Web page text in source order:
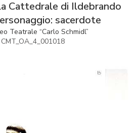
Cattedrale di Ildebrando
sacerdote
Teatrale “Carlo Schmidl”